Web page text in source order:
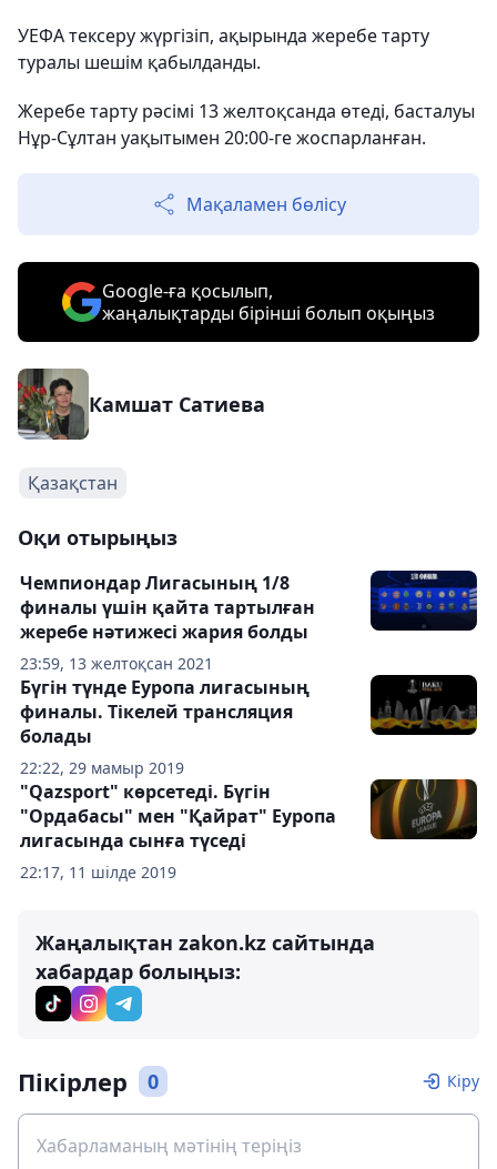
УЕФА тексеру жүргізіп, ақырында жеребе тарту
туралы шешім қабылданды.
Жеребе тарту рәсімі 13 желтоқсанда өтеді, басталуы
Нұр-Сұлтан уақытымен 20:00-ге жоспарланған.
Мақаламен бөлісу
Google-ға қосылып,
жаңалықтарды бірінші болып оқыңыз
Камшат Сатиева
Қазақстан
Оқи отырыңыз
23:59, 13 желтоқсан 2021
Чемпиондар Лигасының 1/8
финалы үшін қайта тартылған
жеребе нәтижесі жария болды
22:22, 29 мамыр 2019
Бүгін түнде Еуропа лигасының
финалы. Тікелей трансляция
болады
22:17, 11 шілде 2019
"Qazsport" көрсетеді. Бүгін
"Ордабасы" мен "Қайрат" Еуропа
лигасында сынға түседі
Жаңалықтан zakon.kz сайтында
хабардар болыңыз:
Пікірлер 0 Кіру